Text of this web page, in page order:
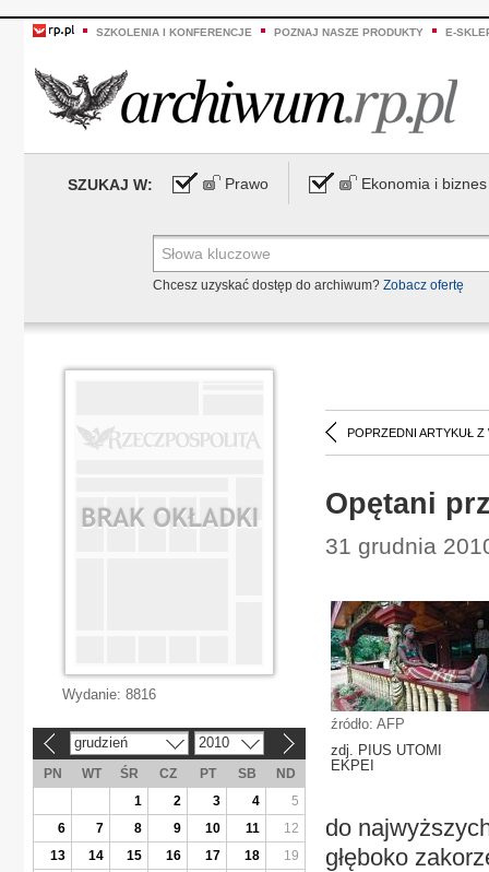
SZKOLENIA I KONFERENCJE POZNAJ NASZE PRODUKTY E-
SZUKAJ W: Prawo Ekonomia i biznes
Chcesz uzyskać dostęp do archiwum? Zobacz ofertę
POPRZEDNI ARTYKUŁ Z
Opętani
31 grudnia
źródło: AFP
zdj. PIUS UTOMI
EKPEI
do
głęboko
Wydanie: 8816
grudzień 2010
PN WT ŚR CZ PT SB
ND
1
2 3 4
5
6
7 8 9 10 11
12
13
14 15 16 17 18
19